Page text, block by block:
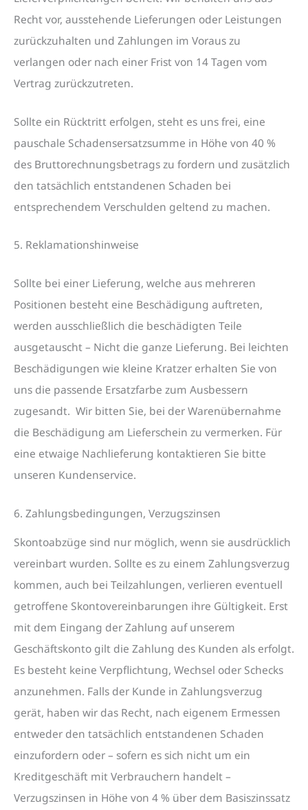
Recht vor, ausstehende Lieferungen oder Leistungen
zurückzuhalten und Zahlungen im Voraus zu
verlangen oder nach einer Frist von 14 Tagen vom
Vertrag zurückzutreten.
Sollte ein Rücktritt erfolgen, steht es uns frei, eine
pauschale Schadensersatzsumme in Höhe von 40 %
des Bruttorechnungsbetrags zu fordern und zusätzlich
den tatsächlich entstandenen Schaden bei
entsprechendem Verschulden geltend zu machen.
5. Reklamationshinweise
Sollte bei einer Lieferung, welche aus mehreren
Positionen besteht eine Beschädigung auftreten,
werden ausschließlich die beschädigten Teile
ausgetauscht – Nicht die ganze Lieferung. Bei leichten
Beschädigungen wie kleine Kratzer erhalten Sie von
uns die passende Ersatzfarbe zum Ausbessern
zugesandt. Wir bitten Sie, bei der Warenübernahme
die Beschädigung am Lieferschein zu vermerken. Für
eine etwaige Nachlieferung kontaktieren Sie bitte
unseren Kundenservice.
6. Zahlungsbedingungen, Verzugszinsen
Skontoabzüge sind nur möglich, wenn sie ausdrücklich
vereinbart wurden. Sollte es zu einem Zahlungsverzug
kommen, auch bei Teilzahlungen, verlieren eventuell
getroffene Skontovereinbarungen ihre Gültigkeit. Erst
mit dem Eingang der Zahlung auf unserem
Geschäftskonto gilt die Zahlung des Kunden als erfolgt.
Es besteht keine Verpflichtung, Wechsel oder Schecks
anzunehmen. Falls der Kunde in Zahlungsverzug
gerät, haben wir das Recht, nach eigenem Ermessen
entweder den tatsächlich entstandenen Schaden
einzufordern oder – sofern es sich nicht um ein
Kreditgeschäft mit Verbrauchern handelt –
Verzugszinsen in Höhe von 4 % über dem Basiszinssatz